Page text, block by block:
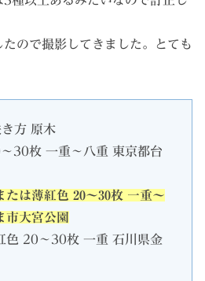
ので撮影してきました。とても
方 原木
30枚 一重～八重 東京都台
たは薄紅色 20～30枚 一重～
市大宮公園
色 20～30枚 一重 石川県金